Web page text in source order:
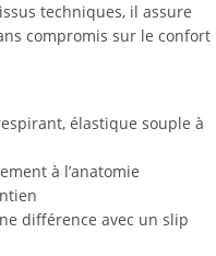
techniques, il assure
compromis sur le confort
élastique souple à
à l’anatomie
différence avec un slip